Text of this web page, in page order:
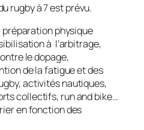
rugby à 7 est prévu.
physique
à l’arbitrage,
le dopage,
de la fatigue et des
activités nautiques,
collectifs, run and bike…
en fonction des